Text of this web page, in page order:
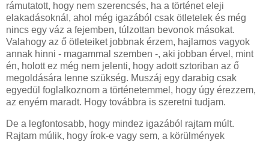
rámutatott, hogy nem szerencsés, ha a történet eleji
elakadásoknál, ahol még igazából csak ötletelek és még
nincs egy váz a fejemben, túlzottan bevonok másokat.
Valahogy az ő ötleteiket jobbnak érzem, hajlamos vagyok
annak hinni - magammal szemben -, aki jobban érvel, mint
én, holott ez még nem jelenti, hogy adott sztoriban az ő
megoldására lenne szükség. Muszáj egy darabig csak
egyedül foglalkoznom a történetemmel, hogy úgy érezzem,
az enyém maradt. Hogy továbbra is szeretni tudjam.
De a legfontosabb, hogy mindez igazából rajtam múlt.
Rajtam múlik, hogy írok-e vagy sem, a körülmények